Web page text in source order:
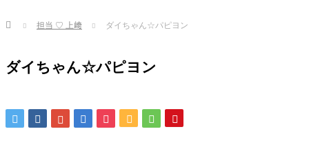
Home 担当 ♡ 上﨑 ダイちゃん☆パピヨン
ダイちゃん☆パピヨン